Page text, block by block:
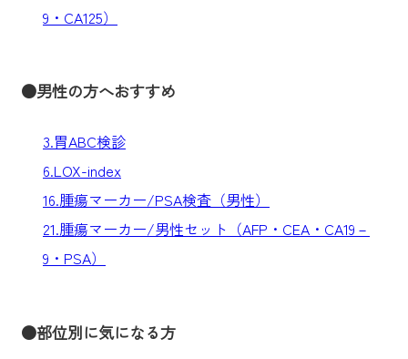
9・CA125）
●男性の方へおすすめ
3.胃ABC検診
6.LOX-index
16.腫瘍マーカー/PSA検査（男性）
21.腫瘍マーカー/男性セット（AFP・CEA・CA19－
9・PSA）
●部位別に気になる方